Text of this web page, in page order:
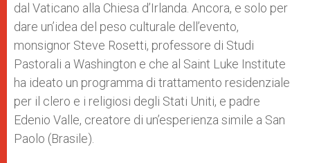
dal Vaticano alla Chiesa d’Irlanda. Ancora, e solo per
dare un’idea del peso culturale dell’evento,
monsignor Steve Rosetti, professore di Studi
Pastorali a Washington e che al Saint Luke Institute
ha ideato un programma di trattamento residenziale
per il clero e i religiosi degli Stati Uniti, e padre
Edenio Valle, creatore di un’esperienza simile a San
Paolo (Brasile).